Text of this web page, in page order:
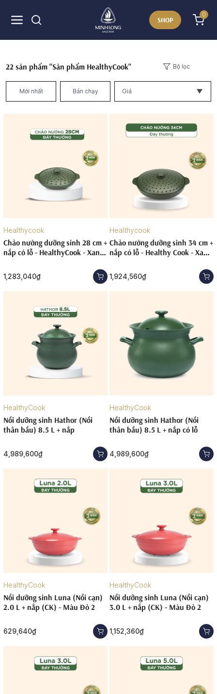
SHOP
0
22 sản phẩm "Sản phẩm HealthyCook" Bộ lọc
Mới nhất Bán chạy Giá
Healthycook
Chảo nướng dưỡng sinh 28 cm +
nắp có lỗ - HealthyCook - Xanh
1,283,040₫
Healthycook
Chảo nướng dưỡng sinh 34 cm +
nắp có lỗ - Healthy Cook - Xanh
1,924,560₫
HealthyCook
Nồi dưỡng sinh Hathor (Nồi
thân bầu) 8.5 L + nắp
4,989,600₫
HealthyCook
Nồi dưỡng sinh Hathor (Nồi
thân bầu) 8.5 L + nắp có lỗ
4,989,600₫
HealthyCook
Nồi dưỡng sinh Luna (Nồi cạn)
2.0 L + nắp (CK) - Màu Đỏ 2
629,640₫
HealthyCook
Nồi dưỡng sinh Luna (Nồi cạn)
3.0 L + nắp (CK) - Màu Đỏ 2
1,152,360₫